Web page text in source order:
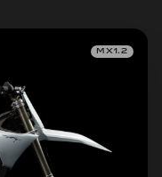
MX1.2